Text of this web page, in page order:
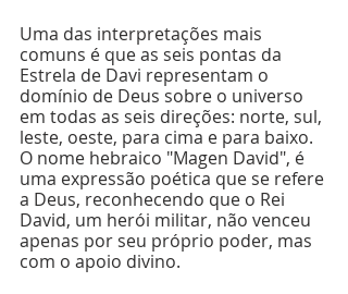
Uma das interpretações mais
comuns é que as seis pontas da
Estrela de Davi representam o
domínio de Deus sobre o universo
em todas as seis direções: norte, sul,
leste, oeste, para cima e para baixo.
O nome hebraico "Magen David", é
uma expressão poética que se refere
a Deus, reconhecendo que o Rei
David, um herói militar, não venceu
apenas por seu próprio poder, mas
com o apoio divino.